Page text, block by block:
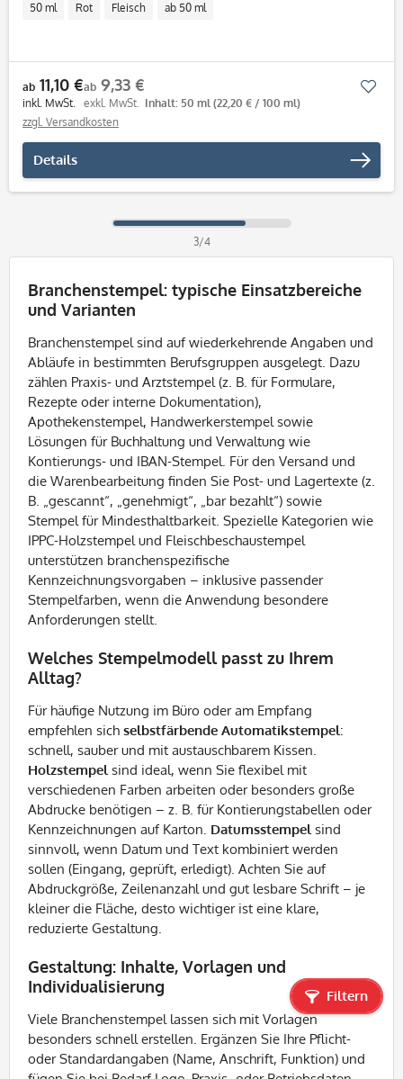
Filtern
50 ml Rot Fleisch ab 50 ml
ab 11,10 €
inkl. MwSt.
ab 9,33 €
exkl. MwSt. Inhalt: 50 ml (22,20 € / 100 ml)
zzgl. Versandkosten
Details
3/4
Branchenstempel: typische Einsatzbereiche
und Varianten
Branchenstempel sind auf wiederkehrende Angaben und
Abläufe in bestimmten Berufsgruppen ausgelegt. Dazu
zählen Praxis- und Arztstempel (z. B. für Formulare,
Rezepte oder interne Dokumentation),
Apothekenstempel, Handwerkerstempel sowie
Lösungen für Buchhaltung und Verwaltung wie
Kontierungs- und IBAN-Stempel. Für den Versand und
die Warenbearbeitung finden Sie Post- und Lagertexte (z.
B. „gescannt“, „genehmigt“, „bar bezahlt“) sowie
Stempel für Mindesthaltbarkeit. Spezielle Kategorien wie
IPPC-Holzstempel und Fleischbeschaustempel
unterstützen branchenspezifische
Kennzeichnungsvorgaben – inklusive passender
Stempelfarben, wenn die Anwendung besondere
Anforderungen stellt.
Welches Stempelmodell passt zu Ihrem
Alltag?
Für häufige Nutzung im Büro oder am Empfang
empfehlen sich selbstfärbende Automatikstempel:
schnell, sauber und mit austauschbarem Kissen.
Holzstempelsind ideal, wenn Sie flexibel mit
verschiedenen Farben arbeiten oder besonders große
Abdrucke benötigen – z. B. für Kontierungstabellen oder
Kennzeichnungen auf Karton. Datumsstempelsind
sinnvoll, wenn Datum und Text kombiniert werden
sollen (Eingang, geprüft, erledigt). Achten Sie auf
Abdruckgröße, Zeilenanzahl und gut lesbare Schrift – je
kleiner die Fläche, desto wichtiger ist eine klare,
reduzierte Gestaltung.
Gestaltung: Inhalte, Vorlagen und
Individualisierung
Viele Branchenstempel lassen sich mit Vorlagen
besonders schnell erstellen. Ergänzen Sie Ihre Pflicht-
oder Standardangaben (Name, Anschrift, Funktion) und